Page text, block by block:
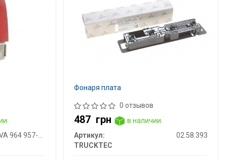
Фонаря плата
0 отзывов
487 грн
в наличии
Артикул:
02.58.393
TRUCKTEC